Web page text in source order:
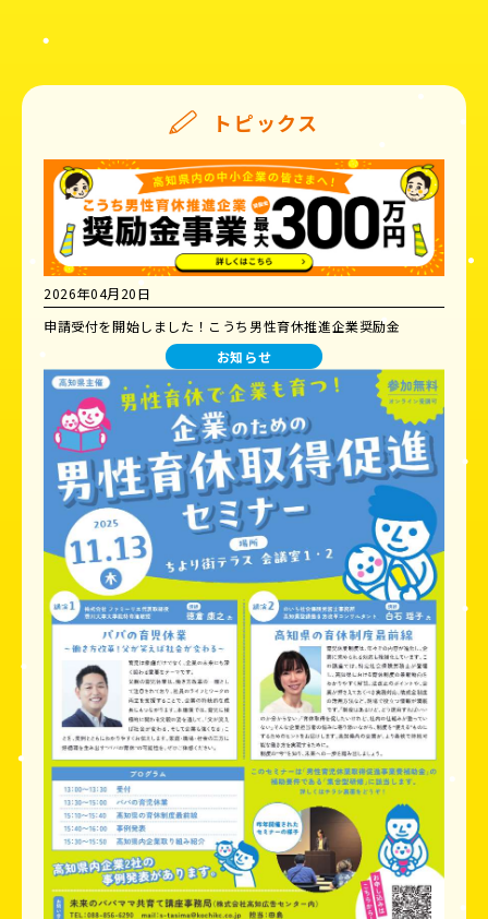
トピックス
2026年04月20日
申請受付を開始しました！こうち男性育休推進企業奨励金
お知らせ